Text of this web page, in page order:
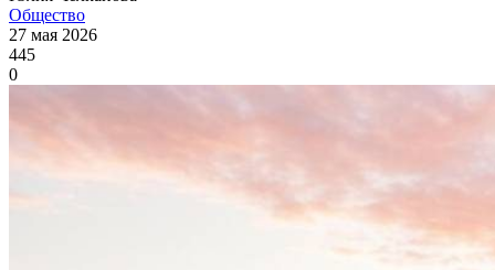
Общество
27 мая 2026
445
0